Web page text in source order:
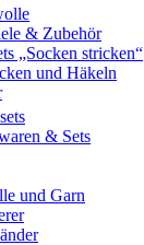
& Zubehör
„Socken stricken“
und Häkeln
& Sets
und Garn